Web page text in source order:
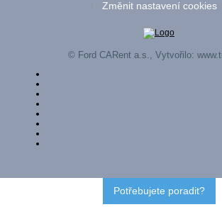
Změnit nastavení cookies
© Ford CARent a.s., Vytvořilo:
Potřebujete poradit?